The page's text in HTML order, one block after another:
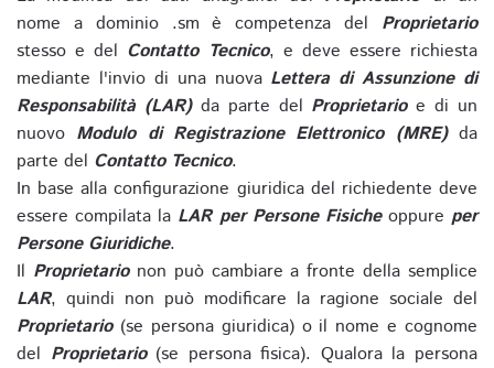
nome a dominio .sm è competenza del Proprietario
stesso e del Contatto Tecnico, e deve essere richiesta
mediante l'invio di una nuova Lettera di Assunzione di
Responsabilità (LAR)da parte del Proprietarioe di un
nuovo Modulo di Registrazione Elettronico (MRE)da
parte del Contatto Tecnico.
In base alla configurazione giuridica del richiedente deve
essere compilata la LAR per Persone Fisicheoppure per
Persone Giuridiche.
Il Proprietarionon può cambiare a fronte della semplice
LAR, quindi non può modificare la ragione sociale del
Proprietario(se persona giuridica) o il nome e cognome
del Proprietario(se persona fisica). Qualora la persona